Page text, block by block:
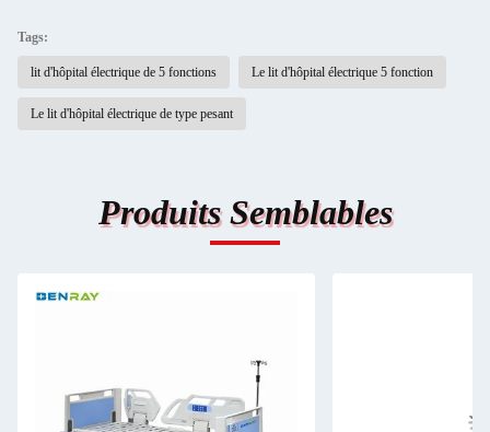
Tags:
lit d'hôpital électrique de 5 fonctions Le lit d'hôpital électrique 5 fonction
Le lit d'hôpital électrique de type pesant
Produits Semblables